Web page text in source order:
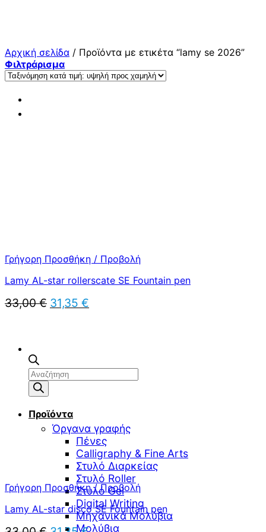
Αναζήτηση
προϊόντων
Προϊόντα
Όργανα γραφής
Πένες
Calligraphy & Fine Arts
Στυλό Διαρκείας
Στυλό Roller
Στυλό Gel
Digital Writing
Μηχανικά Μολύβια
Μολύβια
Αρχική σελίδα / Προϊόντα με ετικέτα “lamy se 2026”
Φιλτράρισμα
Γρήγορη Προσθήκη / Προβολή
Lamy AL-star rollerscate SE Fountain pen
33,00€ Original
price
31,35 €
Γρήγορη Προσθήκη / Προβολή
Lamy AL-star disco SE Fountain pen
Original Η